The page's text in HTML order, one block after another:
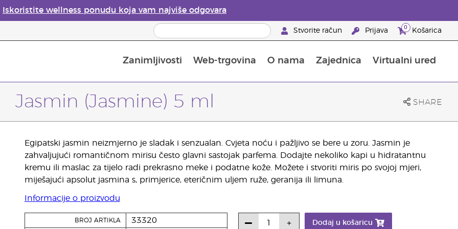
Iskoristite wellness ponudu koja vam najviše odgovara
Stvorite račun Prijava 0 Košarica
Zanimljivosti Web-trgovina O nama Zajednica Virtualni ured
Jasmin (Jasmine) 5 ml SHARE
Egipatski jasmin neizmjerno je sladak i senzualan. Cvjeta noću i pažljivo se bere u zoru. Jasmin je
zahvaljujući romantičnom mirisu često glavni sastojak parfema. Dodajte nekoliko kapi u hidratantnu
kremu ili maslac za tijelo radi prekrasno meke i podatne kože. Možete i stvoriti miris po svojoj mjeri,
miješajući apsolut jasmina s, primjerice, eteričnim uljem ruže, geranija ili limuna.
Informacije o proizvodu
BROJ ARTIKLA 33320 Dodaj u košaricu